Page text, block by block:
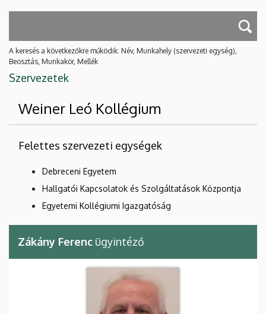
A keresés a következőkre működik: Név, Munkahely (szervezeti egység),
Beosztás, Munkakör, Mellék
Szervezetek
Weiner Leó Kollégium
Felettes szervezeti egységek
Debreceni Egyetem
Hallgatói Kapcsolatok és Szolgáltatások Központja
Egyetemi Kollégiumi Igazgatóság
Zákány Ferenc ügyintéző